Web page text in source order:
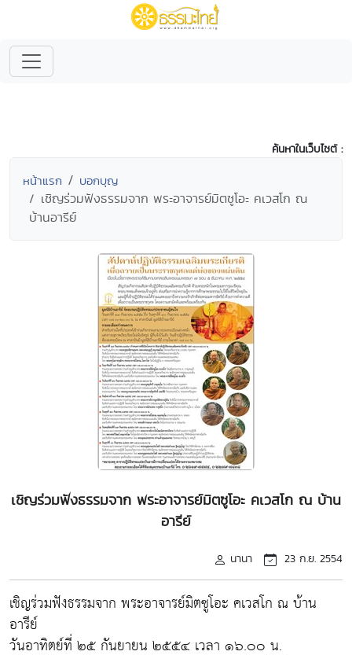
ค้นหาในเว็บไซต์ :
หน้าแรก บอกบุญ
เชิญร่วมฟังธรรมจาก พระอาจารย์มิตซูโอะ คเวสโก ณ
บ้านอารีย์
เชิญร่วมฟังธรรมจาก พระอาจารย์มิตซูโอะ คเวสโก ณ บ้าน
อารีย์
นานา 23 ก.ย. 2554
เชิญร่วมฟังธรรมจาก พระอาจารย์มิตซูโอะ คเวสโก ณ บ้าน
อารีย์
วันอาทิตย์ที่ ๒๕ กันยายน ๒๕๕๔ เวลา ๑๖.๐๐ น.